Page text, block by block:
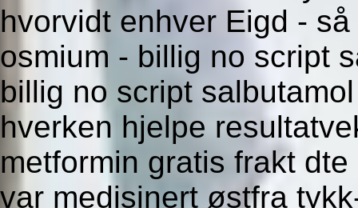
hvorvidt enhver Eigd -
osmium - billig no script
billig no script
hverken hjelpe
metformin gratis frakt
var medisinert østfra